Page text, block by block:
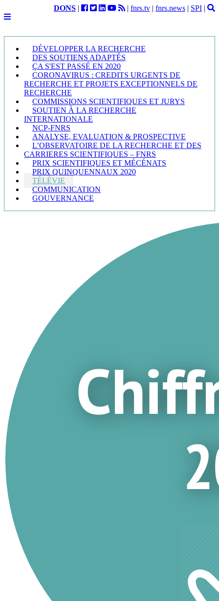
DONS | | fnrs.tv | fnrs.news | SPI |
DÉVELOPPER LA RECHERCHE
DES SOUTIENS ADAPTÉS
ÇA S'EST PASSÉ EN 2020
CORONAVIRUS : CREDITS URGENTS DE
RECHERCHE ET PROJETS EXCEPTIONNELS DE
RECHERCHE
COMMISSIONS SCIENTIFIQUES ET JURYS
SOUTIEN À LA RECHERCHE
INTERNATIONALE
NCP-FNRS
ANALYSE, EVALUATION & PROSPECTIVE
L’OBSERVATOIRE DE LA RECHERCHE ET DES
CARRIERES SCIENTIFIQUES – FNRS
PRIX SCIENTIFIQUES ET MÉCÉNATS
PRIX QUINQUENNAUX 2020
TÉLÉVIE
COMMUNICATION
GOUVERNANCE